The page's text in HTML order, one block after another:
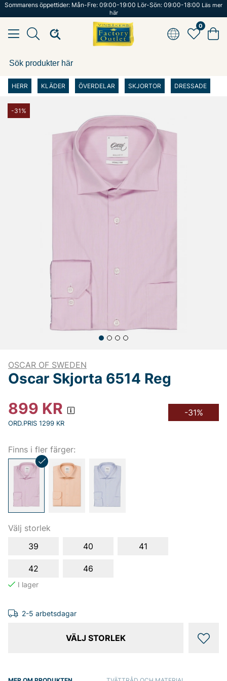
Sommarens öppettider: Mån-Fre: 09:00-19:00 Lör-Sön: 09:00-18:00 Läs mer
här
0
HERR KLÄDER ÖVERDELAR SKJORTOR DRESSADE
-31%
OSCAR OF SWEDEN
Oscar Skjorta 6514 Reg
899 KR
ORD.PRIS 1299 KR
-31%
Finns i fler färger:
Välj storlek
39
40 41
42 46
2-5 arbetsdagar
VÄLJ STORLEK